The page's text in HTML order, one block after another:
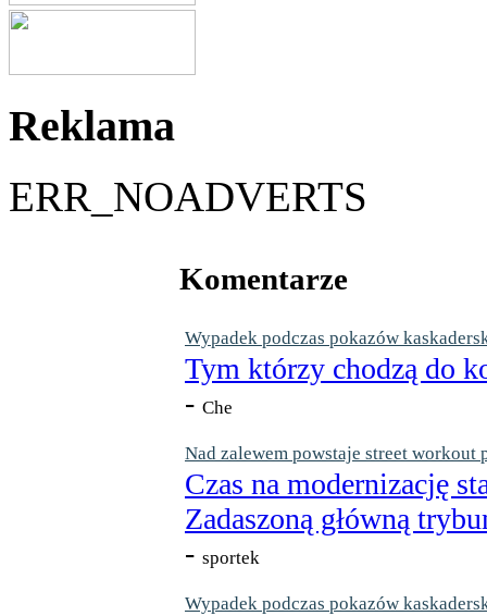
Reklama
ERR_NOADVERTS
Komentarze
Wypadek podczas pokazów
Tym którzy chodzą do
- Che
Nad zalewem powstaje street workout
Czas na modernizację
Zadaszoną główną
- sportek
Wypadek podczas pokazów